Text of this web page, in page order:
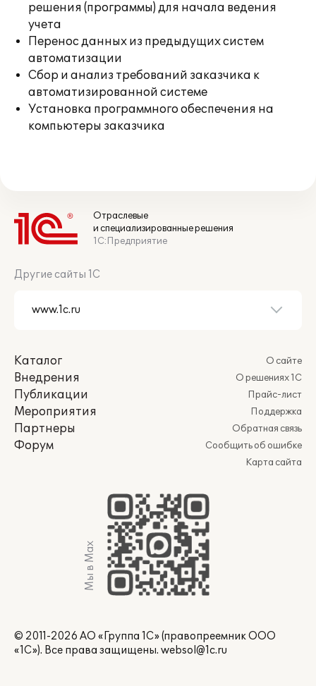
решения (программы) для начала ведения
учета
Перенос данных из предыдущих систем
автоматизации
Сбор и анализ требований заказчика к
автоматизированной системе
Установка программного обеспечения на
компьютеры заказчика
Отраслевые
и специализированные решения
1С:Предприятие
Другие сайты 1С
Каталог
Внедрения
Публикации
Мероприятия
Партнеры
Форум
О сайте
О решениях 1С
Прайс-лист
Поддержка
Обратная связь
Сообщить об ошибке
Карта сайта
Мы в Max
© 2011-2026 АО «Группа 1С» (правопреемник ООО
«1С»). Все права защищены. websol@1c.ru